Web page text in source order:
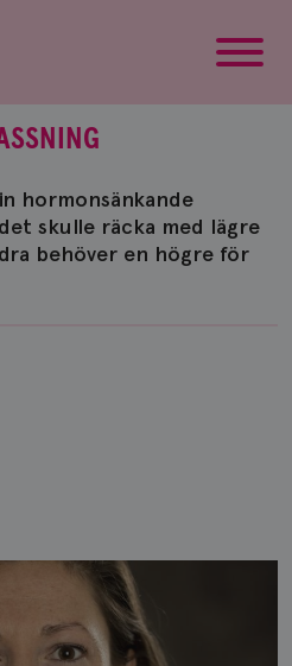
hormonsänkande
skulle räcka med lägre
behöver en högre för